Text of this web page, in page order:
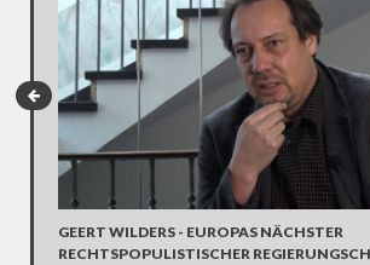
GEERT WILDERS - EUROPAS NÄCHSTER
RECHTSPOPULISTISCHER